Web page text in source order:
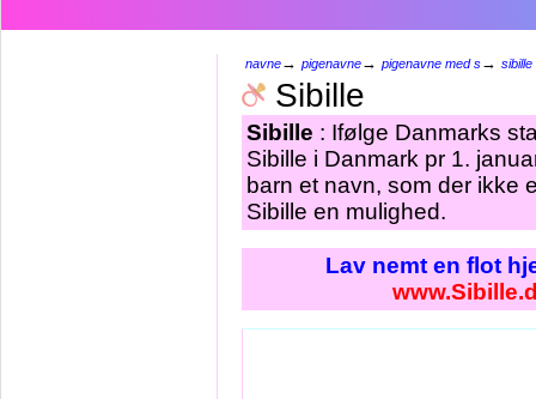
navne→ pigenavne→ pigenavne med s→ sibille
Sibille
Sibille : Ifølge Danmarks
Sibille i Danmark pr 1.
barn et navn, som der ikke
Sibille en mulighed.
Lav nemt en flot